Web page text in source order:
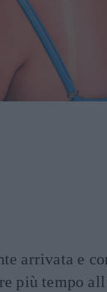
arrivata e
più tempo